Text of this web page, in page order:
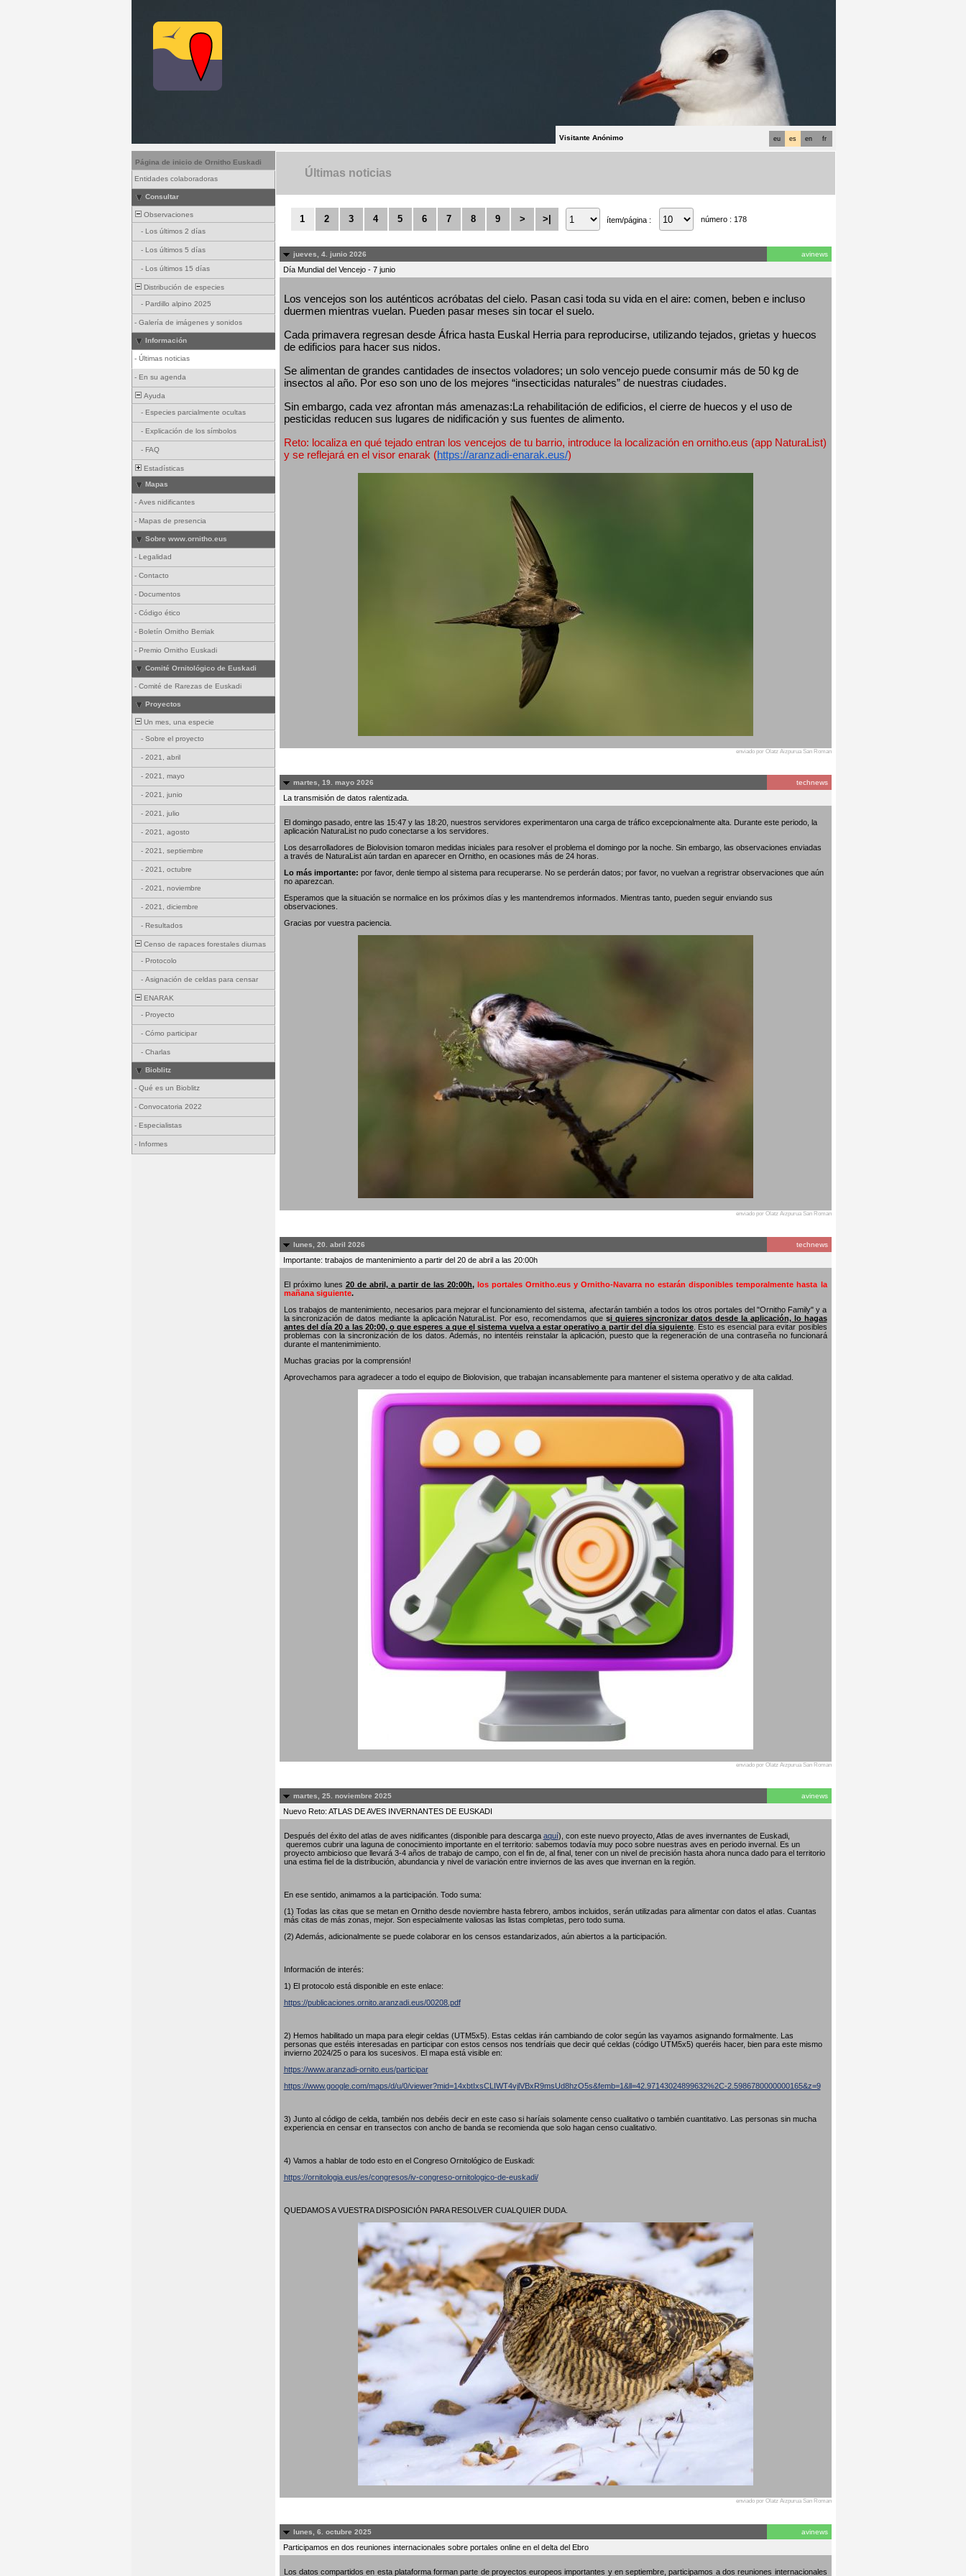
fr
en
es
eu
Visitante Anónimo
Página de inicio de Ornitho Euskadi
Entidades colaboradoras
Consultar
Observaciones
- Los últimos 2 días
- Los últimos 5 días
- Los últimos 15 días
Distribución de especies
- Pardillo alpino 2025
- Galería de imágenes y sonidos
Información
- Últimas noticias
- En su agenda
Ayuda
- Especies parcialmente ocultas
- Explicación de los símbolos
- FAQ
Estadísticas
Mapas
- Aves nidificantes
- Mapas de presencia
Sobre www.ornitho.eus
- Legalidad
- Contacto
- Documentos
- Código ético
- Boletín Ornitho Berriak
- Premio Ornitho Euskadi
Comité Ornitológico de Euskadi
- Comité de Rarezas de Euskadi
Proyectos
Un mes, una especie
- Sobre el proyecto
- 2021, abril
- 2021, mayo
- 2021, junio
- 2021, julio
- 2021, agosto
- 2021, septiembre
- 2021, octubre
- 2021, noviembre
- 2021, diciembre
- Resultados
Censo de rapaces forestales diurnas
- Protocolo
- Asignación de celdas para censar
ENARAK
- Proyecto
- Cómo participar
- Charlas
Bioblitz
- Qué es un Bioblitz
- Convocatoria 2022
- Especialistas
- Informes
Últimas noticias
1 2 3 4 5 6 7 8 9 > >| ítem/página : número : 178
jueves, 4. junio 2026 avinews
Día Mundial del Vencejo - 7 junio
Los vencejos son los auténticos acróbatas del cielo. Pasan casi toda su vida en el aire: comen, beben e incluso
duermen mientras vuelan. Pueden pasar meses sin tocar el suelo.
Cada primavera regresan desde África hasta Euskal Herria para reproducirse, utilizando tejados, grietas y huecos
de edificios para hacer sus nidos.
Se alimentan de grandes cantidades de insectos voladores; un solo vencejo puede consumir más de 50 kg de
insectos al año. Por eso son uno de los mejores “insecticidas naturales” de nuestras ciudades.
Sin embargo, cada vez afrontan más amenazas:La rehabilitación de edificios, el cierre de huecos y el uso de
pesticidas reducen sus lugares de nidificación y sus fuentes de alimento.
Reto: localiza en qué tejado entran los vencejos de tu barrio, introduce la localización en ornitho.eus (app NaturaList)
y se reflejará en el visor enarak (https://aranzadi-enarak.eus/)
enviado por Olatz Aizpurua San Roman
martes, 19. mayo 2026 technews
La transmisión de datos ralentizada.
El domingo pasado, entre las 15:47 y las 18:20, nuestros servidores experimentaron una carga de tráfico excepcionalmente alta. Durante este periodo, la
aplicación NaturaList no pudo conectarse a los servidores.
Los desarrolladores de Biolovision tomaron medidas iniciales para resolver el problema el domingo por la noche. Sin embargo, las observaciones enviadas
a través de NaturaList aún tardan en aparecer en Ornitho, en ocasiones más de 24 horas.
Lo más importante: por favor, denle tiempo al sistema para recuperarse. No se perderán datos; por favor, no vuelvan a regristrar observaciones que aún
no aparezcan.
Esperamos que la situación se normalice en los próximos días y les mantendremos informados. Mientras tanto, pueden seguir enviando sus
observaciones.
Gracias por vuestra paciencia.
enviado por Olatz Aizpurua San Roman
lunes, 20. abril 2026 technews
Importante: trabajos de mantenimiento a partir del 20 de abril a las 20:00h
El próximo lunes 20 de abril, a partir de las 20:00h,los portales Ornitho.eus y Ornitho-Navarra no estarán disponibles temporalmente hasta la
mañana siguiente.
Los trabajos de mantenimiento, necesarios para mejorar el funcionamiento del sistema, afectarán también a todos los otros portales del "Ornitho Family" y a
la sincronización de datos mediante la aplicación NaturaList. Por eso, recomendamos que si quieres sincronizar datos desde la aplicación, lo hagas
antes del día 20 a las 20:00, o que esperes a que el sistema vuelva a estar operativo a partir del día siguiente . Esto es esencial para evitar posibles
problemas con la sincronización de los datos. Además, no intentéis reinstalar la aplicación, puesto que la regeneración de una contraseña no funcionará
durante el mantenimimiento.
Muchas gracias por la comprensión!
Aprovechamos para agradecer a todo el equipo de Biolovision, que trabajan incansablemente para mantener el sistema operativo y de alta calidad.
enviado por Olatz Aizpurua San Roman
martes, 25. noviembre 2025 avinews
Nuevo Reto: ATLAS DE AVES INVERNANTES DE EUSKADI
Después del éxito del atlas de aves nidificantes (disponible para descarga aquí), con este nuevo proyecto, Atlas de aves invernantes de Euskadi,
queremos cubrir una laguna de conocimiento importante en el territorio: sabemos todavía muy poco sobre nuestras aves en periodo invernal. Es un
proyecto ambicioso que llevará 3-4 años de trabajo de campo, con el fin de, al final, tener con un nivel de precisión hasta ahora nunca dado para el territorio
una estima fiel de la distribución, abundancia y nivel de variación entre inviernos de las aves que invernan en la región.
En ese sentido, animamos a la participación. Todo suma:
(1) Todas las citas que se metan en Ornitho desde noviembre hasta febrero, ambos incluidos, serán utilizadas para alimentar con datos el atlas. Cuantas
más citas de más zonas, mejor. Son especialmente valiosas las listas completas, pero todo suma.
(2) Además, adicionalmente se puede colaborar en los censos estandarizados, aún abiertos a la participación.
Información de interés:
1) El protocolo está disponible en este enlace:
https://publicaciones.ornito.aranzadi.eus/00208.pdf
2) Hemos habilitado un mapa para elegir celdas (UTM5x5). Estas celdas irán cambiando de color según las vayamos asignando formalmente. Las
personas que estéis interesadas en participar con estos censos nos tendríais que decir qué celdas (código UTM5x5) queréis hacer, bien para este mismo
invierno 2024/25 o para los sucesivos. El mapa está visible en:
https://www.aranzadi-ornito.eus/participar
https://www.google.com/maps/d/u/0/viewer?mid=14xbtIxsCLIWT4vjlVBxR9msUd8hzO5s&femb=1&ll=42.97143024899632%2C-2.5986780000000165&z=9
3) Junto al código de celda, también nos debéis decir en este caso si haríais solamente censo cualitativo o también cuantitativo. Las personas sin mucha
experiencia en censar en transectos con ancho de banda se recomienda que solo hagan censo cualitativo.
4) Vamos a hablar de todo esto en el Congreso Ornitológico de Euskadi:
https://ornitologia.eus/es/congresos/iv-congreso-ornitologico-de-euskadi/
QUEDAMOS A VUESTRA DISPOSICIÓN PARA RESOLVER CUALQUIER DUDA.
enviado por Olatz Aizpurua San Roman
lunes, 6. octubre 2025 avinews
Participamos en dos reuniones internacionales sobre portales online en el delta del Ebro
Los datos compartidos en esta plataforma forman parte de proyectos europeos importantes y en septiembre, participamos a dos reuniones internacionales